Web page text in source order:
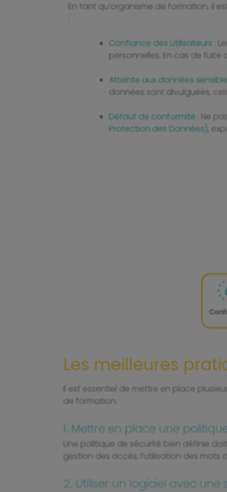
En tant qu’organisme de formation, il
Confiance des utilisateurs :
personnelles. En cas de
Atteinte aux données
données sont divulguées,
Défaut de conformité : Ne
Protection des Données) ,
Les meilleures
Il est essentiel de mettre en place
de formation.
1. Mettre en place une
Une politique de sécurité bien définie
gestion des accès, l’utilisation des
2. Utiliser un logiciel avec